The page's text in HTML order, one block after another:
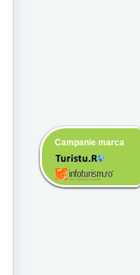
Campanie marca